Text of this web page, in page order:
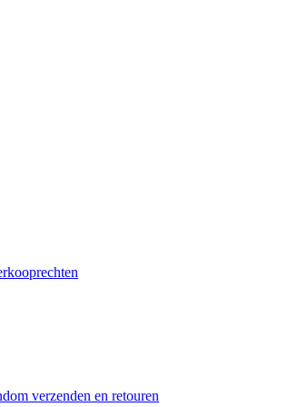
verzenden en retouren